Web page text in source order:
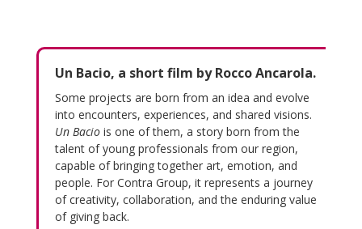
Un Bacio, a short film by Rocco Ancarola.
Some projects are born from an idea and evolve
into encounters, experiences, and shared visions.
Un Baciois one of them, a story born from the
talent of young professionals from our region,
capable of bringing together art, emotion, and
people. For Contra Group, it represents a journey
of creativity, collaboration, and the enduring value
of giving back.